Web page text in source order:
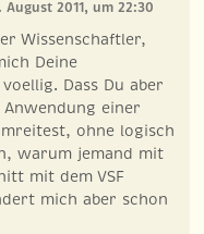
2011, um 22:30
Wissenschaftler,
Deine
Dass Du aber
einer
ohne logisch
warum jemand mit
mit dem VSF
mich aber schon